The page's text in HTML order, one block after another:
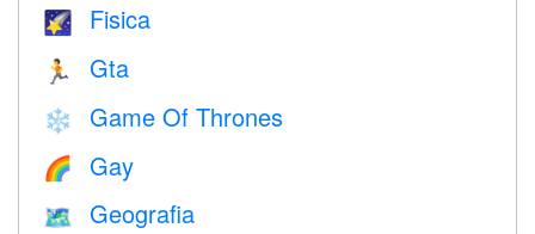
🌠 Fisica
🏃 Gta
❄️ Game Of Thrones
🌈 Gay
🗺 Geografia